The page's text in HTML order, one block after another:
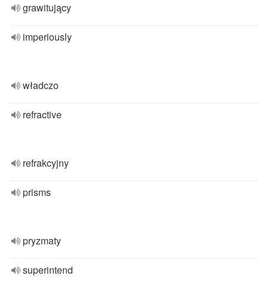
grawitujący
imperiously
władczo
refractive
refrakcyjny
prisms
pryzmaty
superintend